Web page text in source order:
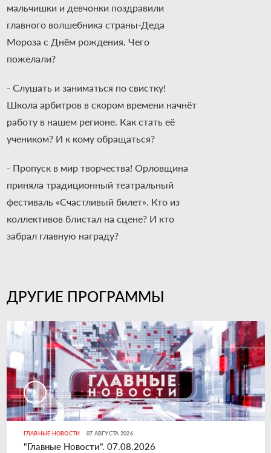
мальчишки и девчонки поздравили
главного волшебника страны-Деда
Мороза с Днём рождения. Чего
пожелали?
- Слушать и заниматься по свистку!
Школа арбитров в скором времени начнёт
работу в нашем регионе. Как стать её
учеником? И к кому обращаться?
- Пропуск в мир творчества! Орловщина
приняла традиционный театральный
фестиваль «Счастливый билет». Кто из
коллективов блистал на сцене? И кто
забрал главную награду?
ДРУГИЕ ПРОГРАММЫ
ГЛАВНЫЕ НОВОСТИ 07 АВГУСТА 2026
"Главные Новости". 07.08.2026